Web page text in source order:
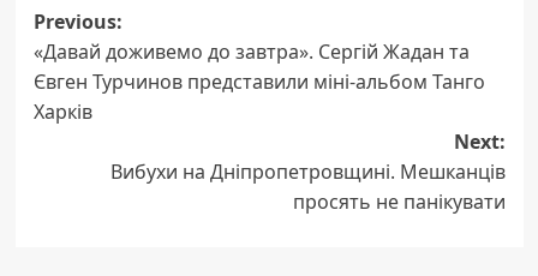
Post
navigation
Previous:
«Давай доживемо до завтра». Сергій Жадан та
Євген Турчинов представили міні-альбом Танго
Харків
Next:
Вибухи на Дніпропетровщині. Мешканців
просять не панікувати